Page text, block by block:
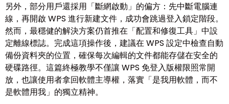
另外，部分用戶還採用「斷網啟動」的偏方：先中斷電腦連
線，再開啟 WPS 進行新建文件，成功會跳過登入鎖定階段。
然而，最穩健的解決方案仍首推在「配置和修復工具」中設
定離線標誌。完成這項操作後，建議在 WPS 設定中檢查自動
備份資料夾的位置，確保每次編輯的文件都能存儲在安全的
硬碟路徑。這篇終極教學不僅讓 WPS 免登入版權限照常開
放，也讓使用者拿回軟體主導權，落實「是我用軟體，而不
是軟體用我」的獨立精神。